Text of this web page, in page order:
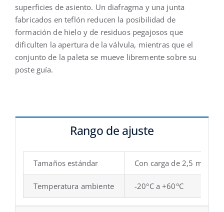
superficies de asiento. Un diafragma y una junta
fabricados en teflón reducen la posibilidad de
formación de hielo y de residuos pegajosos que
dificulten la apertura de la válvula, mientras que el
conjunto de la paleta se mueve libremente sobre su
poste guía.
Rango de ajuste
Tamaños estándar Con carga de 2,5 mbar a
Temperatura ambiente -20°C a +60°C